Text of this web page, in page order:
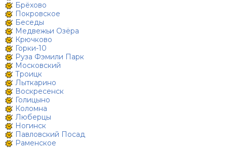
Брёхово
Покровское
Беседы
Медвежьи Озёра
Крючково
Горки-10
Руза Фэмили Парк
Московский
Троицк
Лыткарино
Воскресенск
Голицыно
Коломна
Люберцы
Ногинск
Павловский Посад
Раменское